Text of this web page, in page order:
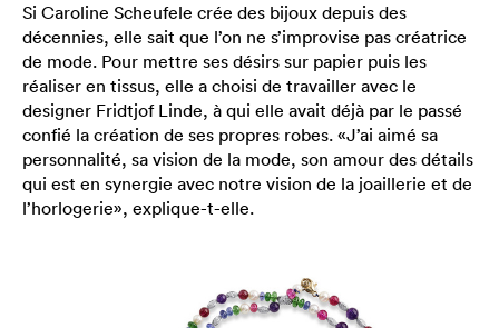
Si Caroline Scheufele crée des bijoux depuis des
décennies, elle sait que l’on ne s’improvise pas créatrice
de mode. Pour mettre ses désirs sur papier puis les
réaliser en tissus, elle a choisi de travailler avec le
designer Fridtjof Linde, à qui elle avait déjà par le passé
confié la création de ses propres robes. «J’ai aimé sa
personnalité, sa vision de la mode, son amour des détails
qui est en synergie avec notre vision de la joaillerie et de
l’horlogerie», explique-t-elle.